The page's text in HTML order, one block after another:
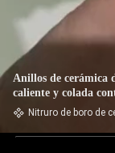
Anillos de cerámica
caliente y colada
Nitruro de boro de